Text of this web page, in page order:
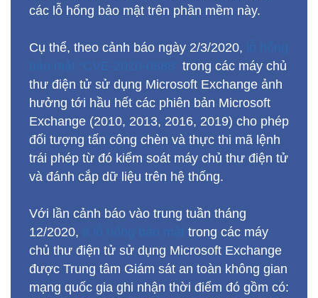
các lỗ hổng bảo mật trên phần mềm này.
Cụ thể, theo cảnh báo ngày 2/3/2020,
trong các máy chủ
thư điện tử sử dụng Microsoft Exchange ảnh
hưởng tới hầu hết các phiên bản Microsoft
Exchange (2010, 2013, 2016, 2019) cho phép
đối tượng tấn công chèn và thực thi mã lệnh
trái phép từ đó kiểm soát máy chủ thư điện tử
và đánh cắp dữ liệu trên hệ thống.
Với lần cảnh báo vào trung tuần tháng
12/2020,
trong các máy
chủ thư điện tử sử dụng Microsoft Exchange
được Trung tâm Giám sát an toàn không gian
mạng quốc gia ghi nhận thời điểm đó gồm có: